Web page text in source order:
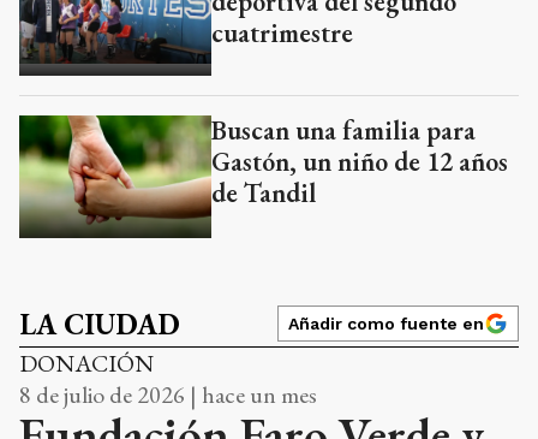
cuatrimestre
Buscan una familia para
Gastón, un niño de 12 años
de Tandil
LA CIUDAD Añadir como fuente en
DONACIÓN
8 de julio de 2026 | hace un mes